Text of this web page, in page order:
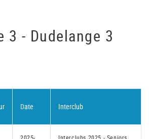
3 - Dudelange 3
Date Interclub